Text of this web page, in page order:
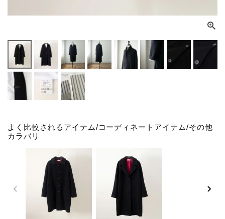
よく比較されるアイテム/コーディネートアイテム/その他
カラバリ